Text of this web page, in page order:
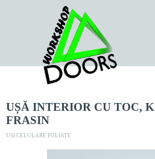
UȘĂ INTERIOR CU TOC,
FRASIN
USI CELULARE FOLIATE